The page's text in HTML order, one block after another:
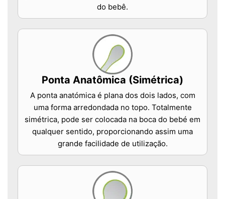
do bebê.
Ponta Anatômica (Simétrica)
A ponta anatómica é plana dos dois lados, com
uma forma arredondada no topo. Totalmente
simétrica, pode ser colocada na boca do bebé em
qualquer sentido, proporcionando assim uma
grande facilidade de utilização.